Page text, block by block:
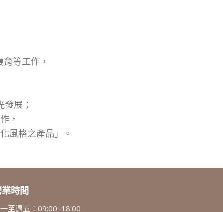
等工作，
展；
，
風格之產品」。
時間
至週五：09:00–18:00